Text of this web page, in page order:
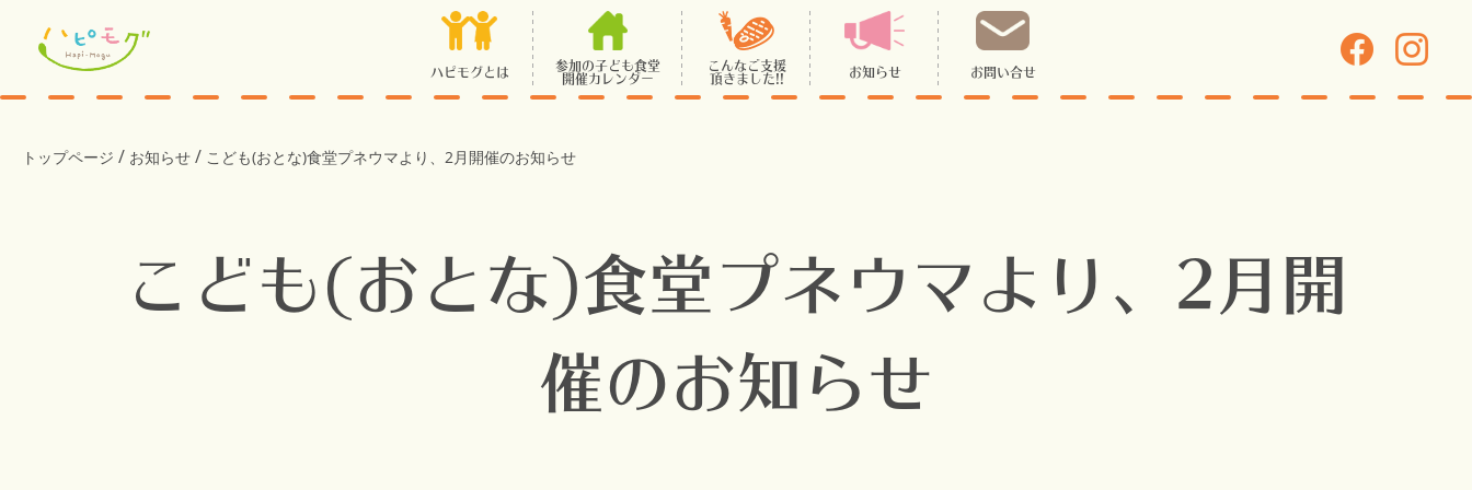
ハピモグとは
参加の子ども食堂
開催カレンダー
こんなご支援
頂きました!!
お知らせ お問い合せ
トップページ / お知らせ / こども(おとな)食堂プネウマより、2月開催のお知らせ
こども(おとな)食堂プネウマより、2月開
催のお知らせ